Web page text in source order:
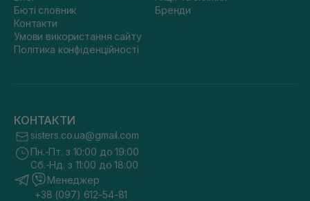
Бюті словник
Контакти
Умови використання сайту
Політика конфіденційності
Бренди
КОНТАКТИ
sisters.co.ua@gmail.com
Пн.-Пт. з 10:00 до 19:00
Сб.-Нд. з 11:00 до 18:00
Менеджер
+38 (097) 612-54-81